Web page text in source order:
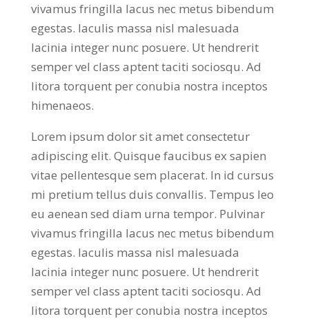
vivamus fringilla lacus nec metus bibendum
egestas. Iaculis massa nisl malesuada
lacinia integer nunc posuere. Ut hendrerit
semper vel class aptent taciti sociosqu. Ad
litora torquent per conubia nostra inceptos
himenaeos.
Lorem ipsum dolor sit amet consectetur
adipiscing elit. Quisque faucibus ex sapien
vitae pellentesque sem placerat. In id cursus
mi pretium tellus duis convallis. Tempus leo
eu aenean sed diam urna tempor. Pulvinar
vivamus fringilla lacus nec metus bibendum
egestas. Iaculis massa nisl malesuada
lacinia integer nunc posuere. Ut hendrerit
semper vel class aptent taciti sociosqu. Ad
litora torquent per conubia nostra inceptos